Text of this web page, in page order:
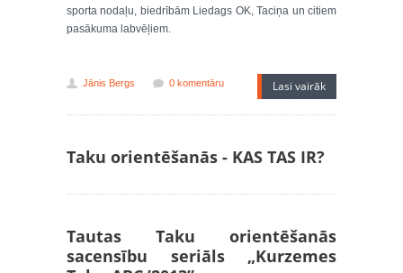
sporta nodaļu, biedrībām Liedags OK, Taciņa un citiem
pasākuma labvēļiem.
Jānis Bergs 0 komentāru Lasi vairāk
Taku orientēšanās - KAS TAS IR?
Tautas Taku orientēšanās
sacensību seriāls „Kurzemes